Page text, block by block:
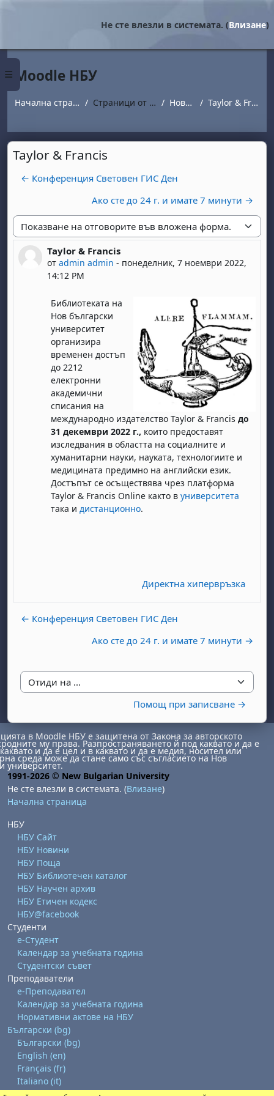
Страничен панел
Не сте влезли в системата. (Влизане)
Moodle НБУ
Начална страница Страници от сайта Новини Taylor & Francis
Taylor & Francis
← Конференция Световен ГИС Ден
Ако сте до 24 г. и имате 7 минути →
Начин на показване
Taylor & Francis
отadmin admin - понеделник, 7 ноември 2022,
14:12 PM
Number of replies: 0
Библиотеката на
Нов български
университет
организира
временен достъп
до 2212
електронни
академични
списания на
международно издателство Taylor & Francis до
31 декември 2022 г., които предоставят
изследвания в областта на социалните и
хуманитарни науки, науката, технологиите и
медицината предимно на английски език.
Достъпът се осъществява чрез платформа
Taylor & Francis Online както в университета
така и дистанционно.
Директна хипервръзка
← Конференция Световен ГИС Ден
Ако сте до 24 г. и имате 7 минути →
Отиди на ...
Помощ при записване →
6 август
август8 август
неделя, 9 август
август
август
15 август
неделя, 16 август
август
август
22 август
неделя, 23 август
август
август
29 август
неделя, 30 август
в Moodle НБУ е защитена от Закона за авторското
му права. Разпространяването й под каквато и да е
и да е цел и в каквато и да е медия, носител или
среда може да стане само със съгласието на Нов
университет.
1991-2026 © New Bulgarian University
Не сте влезли в системата. (Влизане)
Начална страница
НБУ
НБУ Сайт
НБУ Новини
НБУ Поща
НБУ Библиотечен каталог
НБУ Научен архив
НБУ Етичен кодекс
НБУ@facebook
Студенти
е-Студент
Календар за учебната година
Студентски съвет
Преподаватели
е-Преподавател
Календар за учебната година
Нормативни актове на НБУ
Български ‎(bg)‎
Български ‎(bg)‎
English ‎(en)‎
Français ‎(fr)‎
Italiano ‎(it)‎